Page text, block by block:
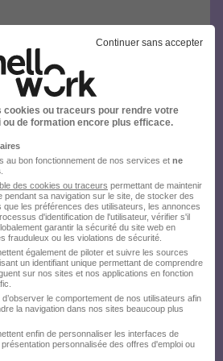
Continuer sans accepter
cookies ou traceurs pour rendre votre
ou de formation encore plus efficace.
au bon fonctionnement de nos services et ne
des cookies ou traceurs permettant de maintenir
pendant sa navigation sur le site, de stocker des
que les préférences des utilisateurs, les annonces
d'identification de l'utilisateur, vérifier s'il
garantir la sécurité du site web en
frauduleux ou les violations de sécurité.
également de piloter et suivre les sources
un identifiant unique permettant de comprendre
sur nos sites et nos applications en fonction
le comportement de nos utilisateurs afin
la navigation dans nos sites beaucoup plus
enfin de personnaliser les interfaces de
personnalisée des offres d'emploi ou